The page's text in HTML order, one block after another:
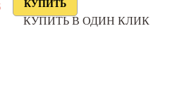
КУПИТЬ В ОДИН КЛИК